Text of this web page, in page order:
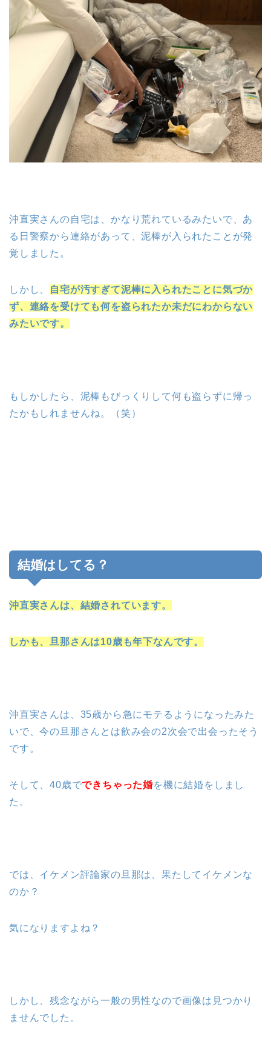
沖直実さんの自宅は、かなり荒れているみたいで、あ
る日警察から連絡があって、泥棒が入られたことが発
覚しました。
しかし、
自宅が汚すぎて泥棒に入られたことに気づか
ず、連絡を受けても何を盗られたか未だにわからない
みたいです。
もしかしたら、泥棒もびっくりして何も盗らずに帰っ
たかもしれませんね。（笑）
結婚はしてる？
沖直実さんは、結婚されています。
しかも、旦那さんは10歳も年下なんです。
沖直実さんは、35歳から急にモテるようになったみた
いで、今の旦那さんとは飲み会の2次会で出会ったそう
です。
そして、40歳でできちゃった婚を機に結婚をしまし
た。
では、イケメン評論家の旦那は、果たしてイケメンな
のか？
気になりますよね？
しかし、残念ながら一般の男性なので画像は見つかり
ませんでした。